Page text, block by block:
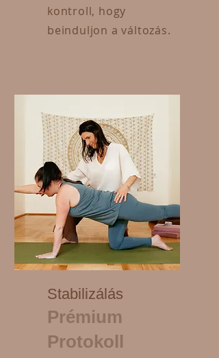
kontroll, hogy
beinduljon a változás.
Stabilizálás
Prémium
Protokoll